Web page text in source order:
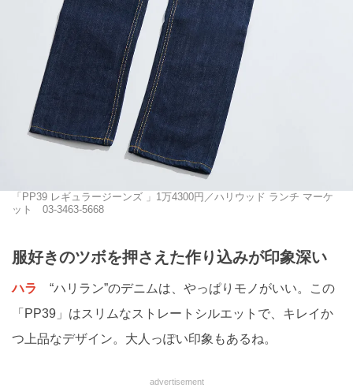
「PP39 レギュラージーンズ 」1万4300円／ハリウッド ランチ マーケ
ット 03-3463-5668
服好きのツボを押さえた作り込みが印象深い
ハラ
“ハリラン”のデニムは、やっぱりモノがいい。この
「PP39」はスリムなストレートシルエットで、キレイか
つ上品なデザイン。大人っぽい印象もあるね。
advertisement